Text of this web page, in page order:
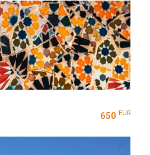
650 EUR